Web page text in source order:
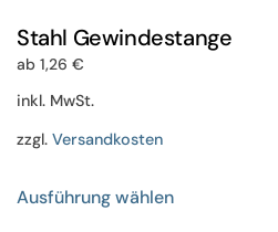
Stahl Gewindestange
ab 1,26 €
inkl. MwSt.
zzgl. Versandkosten
Ausführung wählenProdukt